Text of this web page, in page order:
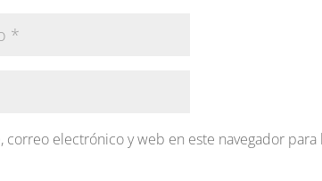
correo electrónico y web en este navegador